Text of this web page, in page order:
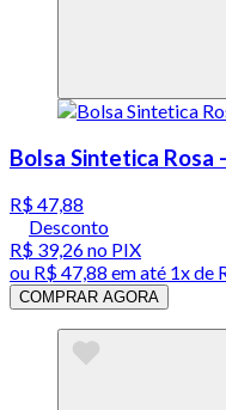
Bolsa Sintetica Rosa
R$ 47,88
Desconto
R$ 39,26no PIX
ou R$ 47,88 em até 1x de
COMPRAR AGORA